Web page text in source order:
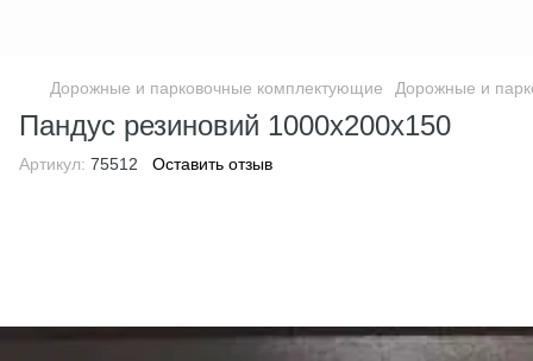
Дорожные и парковочные комплектующие Дорожные и
Пандус резиновий 1000х200х150
Артикул: 75512 Оставить отзыв